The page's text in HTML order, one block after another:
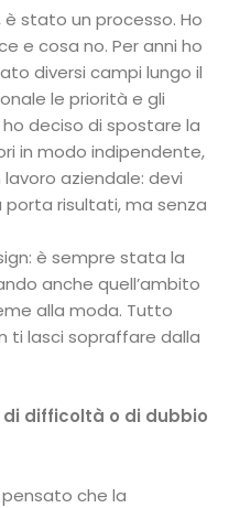
stato un processo. Ho
e cosa no. Per anni ho
diversi campi lungo il
le priorità e gli
deciso di spostare la
in modo indipendente,
aziendale: devi
risultati, ma senza
è sempre stata la
anche quell’ambito
alla moda. Tutto
ti lasci sopraffare dalla
difficoltà o di dubbio
che la